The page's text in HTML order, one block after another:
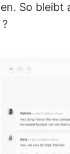
So bleibt